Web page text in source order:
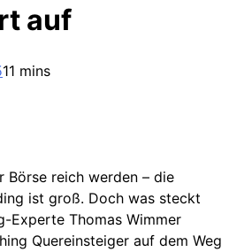
auf
11 mins
Börse reich werden – die
ist groß. Doch was steckt
Experte Thomas Wimmer
Quereinsteiger auf dem Weg